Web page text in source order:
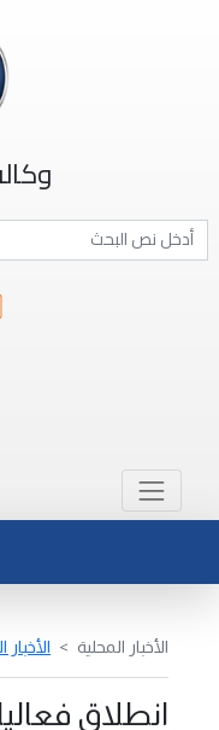
الأخبار المحلية الأخبار
انطلاق